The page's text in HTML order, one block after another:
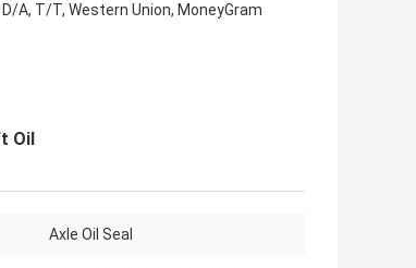
D/A, T/T, Western Union, MoneyGram
Oil
Axle Oil Seal